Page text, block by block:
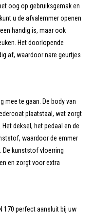
oog op gebruiksgemak en
u de afvalemmer openen
handig is, maar ook
Het doorlopende
af, waardoor nare geurtjes
mee te gaan. De body van
plaatstaal, wat zorgt
deksel, het pedaal en de
waardoor de emmer
De kunststof vloerring
en zorgt voor extra
170 perfect aansluit bij uw